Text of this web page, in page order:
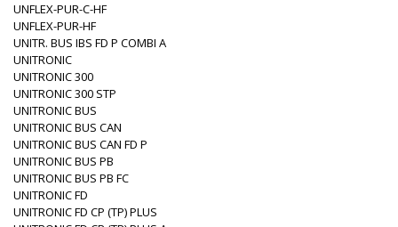
UNFLEX-PUR-C-HF
UNFLEX-PUR-HF
UNITR. BUS IBS FD P COMBI A
UNITRONIC
UNITRONIC 300
UNITRONIC 300 STP
UNITRONIC BUS
UNITRONIC BUS CAN
UNITRONIC BUS CAN FD P
UNITRONIC BUS PB
UNITRONIC BUS PB FC
UNITRONIC FD
UNITRONIC FD CP (TP) PLUS